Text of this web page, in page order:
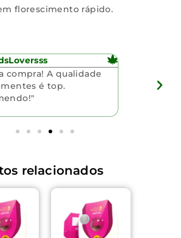
florescimento rápido.
compra! A qualidade
é top.
entrega foi
relacionados